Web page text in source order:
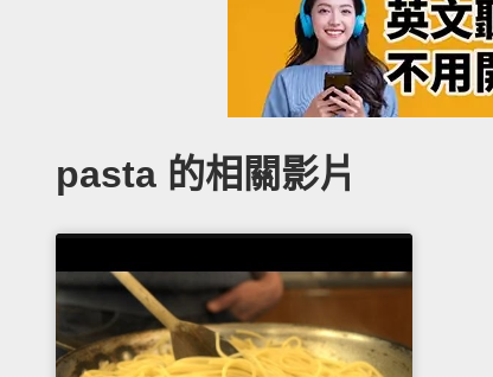
pasta 的相關影片